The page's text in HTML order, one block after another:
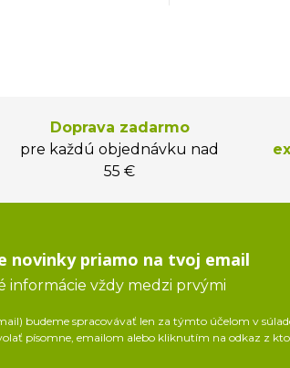
Doprava zadarmo
pre každú objednávku nad
55 €
novinky priamo na tvoj email
informácie vždy medzi prvými
budeme spracovávať len za týmto účelom v
písomne, emailom alebo kliknutím na odkaz z